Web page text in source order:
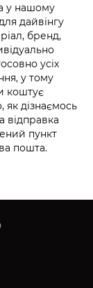
у нашому
дайвінгу
бренд,
усіх
у тому
коштує
як дізнаємось
відправка
пункт
пошта.